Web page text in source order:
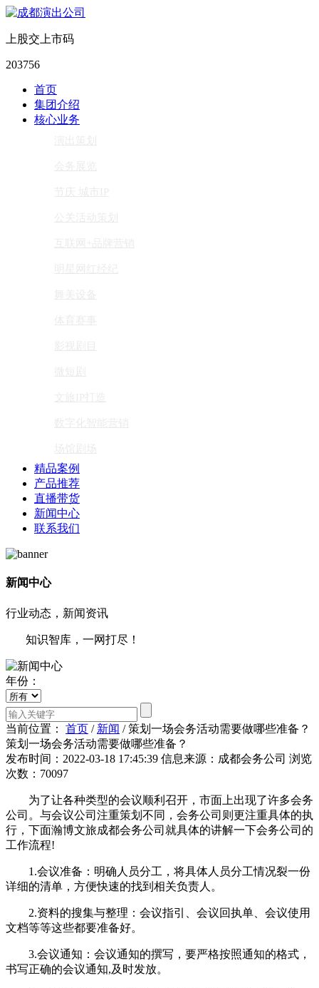
上股交上市码
203756
首页
集团介绍
核心业务
精品案例
产品推荐
直播带货
新闻中心
联系我们
新闻中心
行业动态，新闻资讯
知识智库，一网打尽！
年份：
当前位置： 首页 / 新闻 /策划一场会务活动需要做哪些准备？
策划一场会务活动需要做哪些准备？
发布时间：2022-03-18 17:45:39 信息来源：成都会务公司 浏览
次数：70097
为了让各种类型的会议顺利召开，市面上出现了许多会务
公司。与会议公司注重策划不同，会务公司则更注重具体的执
行，下面瀚博文旅成都会务公司就具体的讲解一下会务公司的
工作流程!
1.会议准备：明确人员分工，将具体人员分工情况裂一份
详细的清单，方便快速的找到相关负责人。
2.资料的搜集与整理：会议指引、会议回执单、会议使用
文档等等这些都要准备好。
3.会议通知：会议通知的撰写，要严格按照通知的格式，
书写正确的会议通知,及时发放。